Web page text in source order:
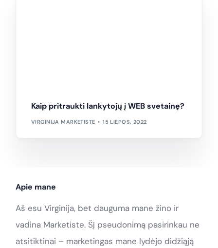
Kaip pritraukti lankytojų į WEB svetainę?
VIRGINIJA MARKETISTE 15 LIEPOS, 2022
Apie mane
Aš esu Virginija, bet dauguma mane žino ir
vadina Marketiste. Šį pseudonimą pasirinkau ne
atsitiktinai – marketingas mane lydėjo didžiąją